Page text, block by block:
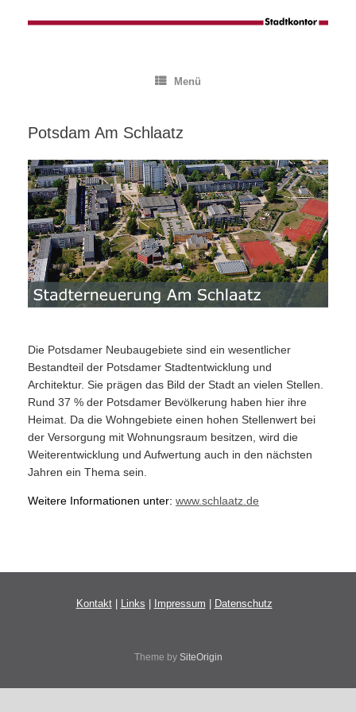
Menü
Potsdam Am Schlaatz
Die Potsdamer Neubaugebiete sind ein wesentlicher
Bestandteil der Potsdamer Stadtentwicklung und
Architektur. Sie prägen das Bild der Stadt an vielen Stellen.
Rund 37 % der Potsdamer Bevölkerung haben hier ihre
Heimat. Da die Wohngebiete einen hohen Stellenwert bei
der Versorgung mit Wohnungsraum besitzen, wird die
Weiterentwicklung und Aufwertung auch in den nächsten
Jahren ein Thema sein.
Weitere Informationen unter: www.schlaatz.de
Kontakt| Links Impressum Datenschutz
Theme by SiteOrigin